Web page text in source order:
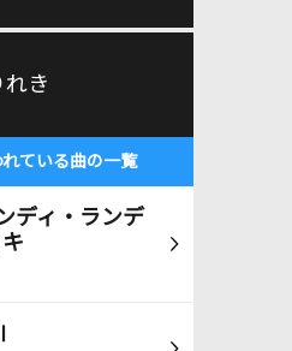
れき
ている曲の一覧
ディ・ランデ